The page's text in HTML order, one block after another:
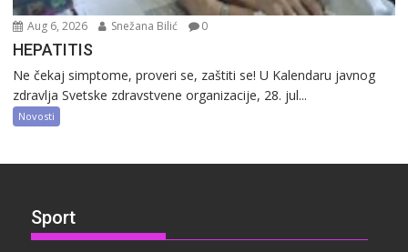
Aug 6, 2026 Snežana Bilić 0
HEPATITIS
Ne čekaj simptome, proveri se, zaštiti se! U Kalendaru javnog
zdravlja Svetske zdravstvene organizacije, 28. jul...
Novosti
Sport